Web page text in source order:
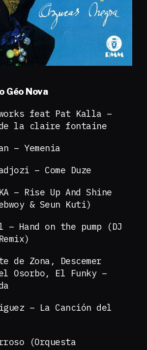
Géo Nova
feat Pat Kalla –
de la claire fontaine
– Yemenia
– Come Duze
– Rise Up And Shine
& Seun Kuti)
Hand on the pump (DJ
de Zona, Descemer
Osorbo, El Funky –
– La Canción del
(Orquesta